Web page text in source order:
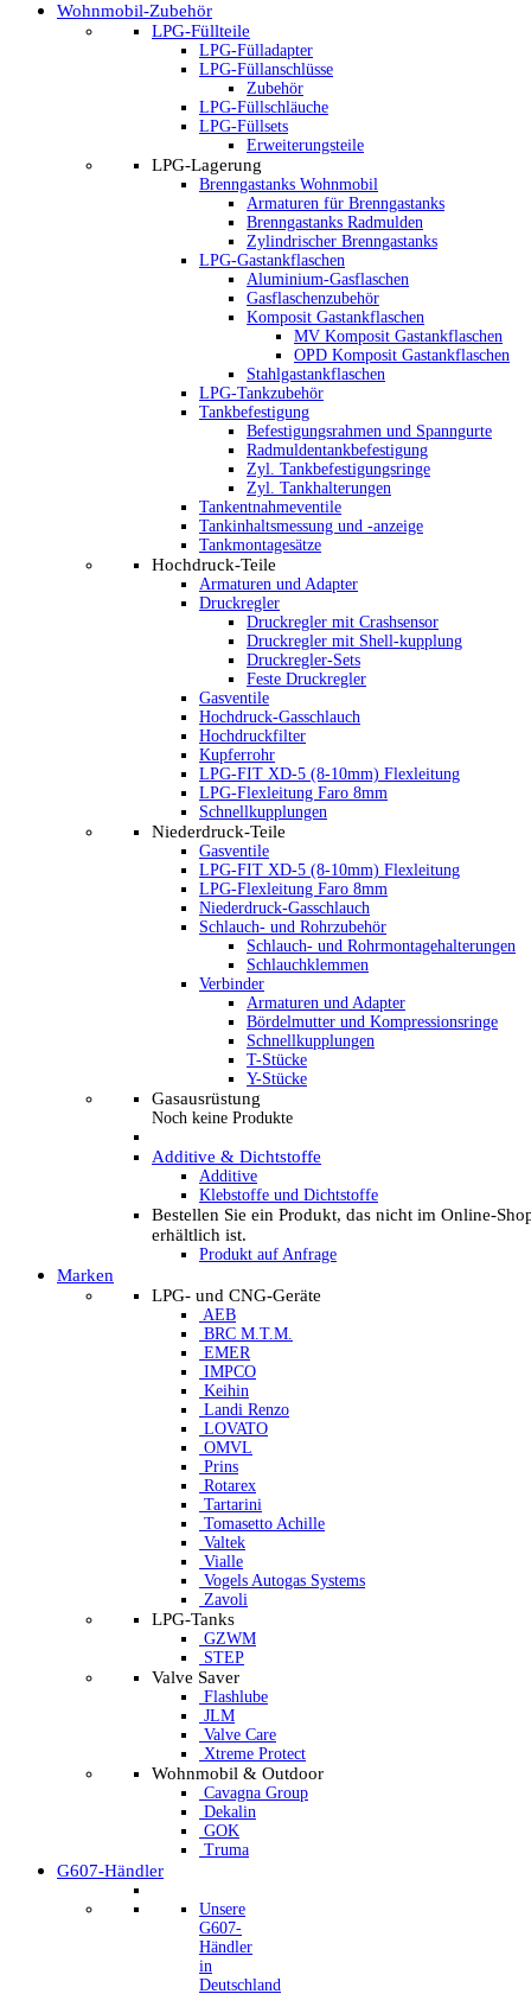
Wohnmobil-Zubehör
LPG-Füllteile
LPG-Fülladapter
LPG-Füllanschlüsse
Zubehör
LPG-Füllschläuche
LPG-Füllsets
Erweiterungsteile
LPG-Lagerung
Brenngastanks Wohnmobil
Armaturen für Brenngastanks
Brenngastanks Radmulden
Zylindrischer Brenngastanks
LPG-Gastankflaschen
Aluminium-Gasflaschen
Gasflaschenzubehör
Komposit Gastankflaschen
MV Komposit Gastankflaschen
OPD Komposit Gastankflaschen
Stahlgastankflaschen
LPG-Tankzubehör
Tankbefestigung
Befestigungsrahmen und Spanngurte
Radmuldentankbefestigung
Zyl. Tankbefestigungsringe
Zyl. Tankhalterungen
Tankentnahmeventile
Tankinhaltsmessung und -anzeige
Tankmontagesätze
Hochdruck-Teile
Armaturen und Adapter
Druckregler
Druckregler mit Crashsensor
Druckregler mit Shell-kupplung
Druckregler-Sets
Feste Druckregler
Gasventile
Hochdruck-Gasschlauch
Hochdruckfilter
Kupferrohr
LPG-FIT XD-5 (8-10mm) Flexleitung
LPG-Flexleitung Faro 8mm
Schnellkupplungen
Niederdruck-Teile
Gasventile
LPG-FIT XD-5 (8-10mm) Flexleitung
LPG-Flexleitung Faro 8mm
Niederdruck-Gasschlauch
Schlauch- und Rohrzubehör
Schlauch- und Rohrmontagehalterungen
Schlauchklemmen
Verbinder
Armaturen und Adapter
Bördelmutter und Kompressionsringe
Schnellkupplungen
T-Stücke
Y-Stücke
Gasausrüstung
Noch keine Produkte
Additive & Dichtstoffe
Additive
Klebstoffe und Dichtstoffe
Bestellen Sie ein Produkt, das nicht im Online-
erhältlich ist.
Produkt auf Anfrage
Marken
LPG- und CNG-Geräte
AEB
BRC M.T.M.
EMER
IMPCO
Keihin
Landi Renzo
LOVATO
OMVL
Prins
Rotarex
Tartarini
Tomasetto Achille
Valtek
Vialle
Vogels Autogas Systems
Zavoli
LPG-Tanks
GZWM
STEP
Valve Saver
Flashlube
JLM
Valve Care
Xtreme Protect
Wohnmobil & Outdoor
Cavagna Group
Dekalin
GOK
Truma
G607-Händler
Unsere
G607-
Händler
in
Deutschland